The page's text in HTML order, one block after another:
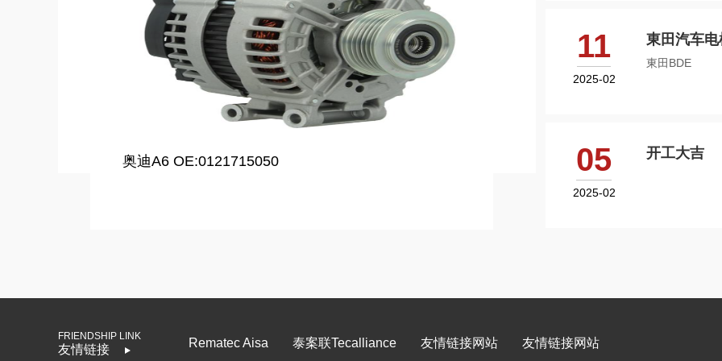
奥迪A6 OE:0121715050
11
2025-02
東田汽车电
東田BDE
05
2025-02
开工大吉
FRIENDSHIP LINK
友情链接 Rematec Aisa 泰案联Tecalliance 友情链接网站 友情链接网站